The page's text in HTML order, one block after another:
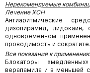
Нерекомендуемые
Лечение ХСН
Антиаритмические
дизопирамид, лидокаин,
одновременном
проводимость и
Все показания к
Блокаторы
верапамила и в меньшей